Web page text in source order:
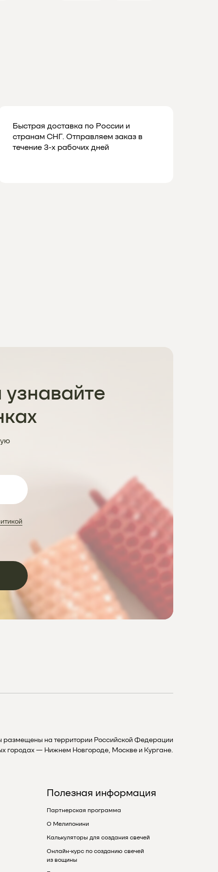
Быстрая доставка по России и
странам СНГ. Отправляем заказ в
течение 3-х рабочих дней
размещены на территории Российской Федерации
городах — Нижнем Новгороде, Москве и Кургане.
Полезная информация
Партнерская программа
О Мелипонини
Калькуляторы для создания свечей
Онлайн-курс по созданию свечей
из вощины